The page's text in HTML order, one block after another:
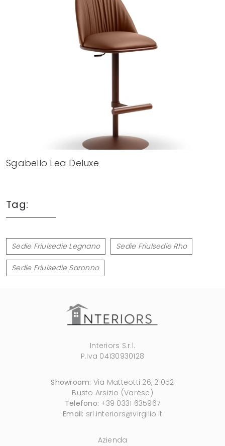
Sgabello Lea Deluxe
Tag:
Sedie Friulsedie Legnano Sedie Friulsedie Rho
Sedie Friulsedie Saronno
Interiors S.r.l.
P.Iva 04130930128
Showroom: Via Matteotti 26, 21052
Busto Arsizio (Varese)
Telefono: +39 0331 635967
Email: srl.interiors@virgilio.it
Azienda